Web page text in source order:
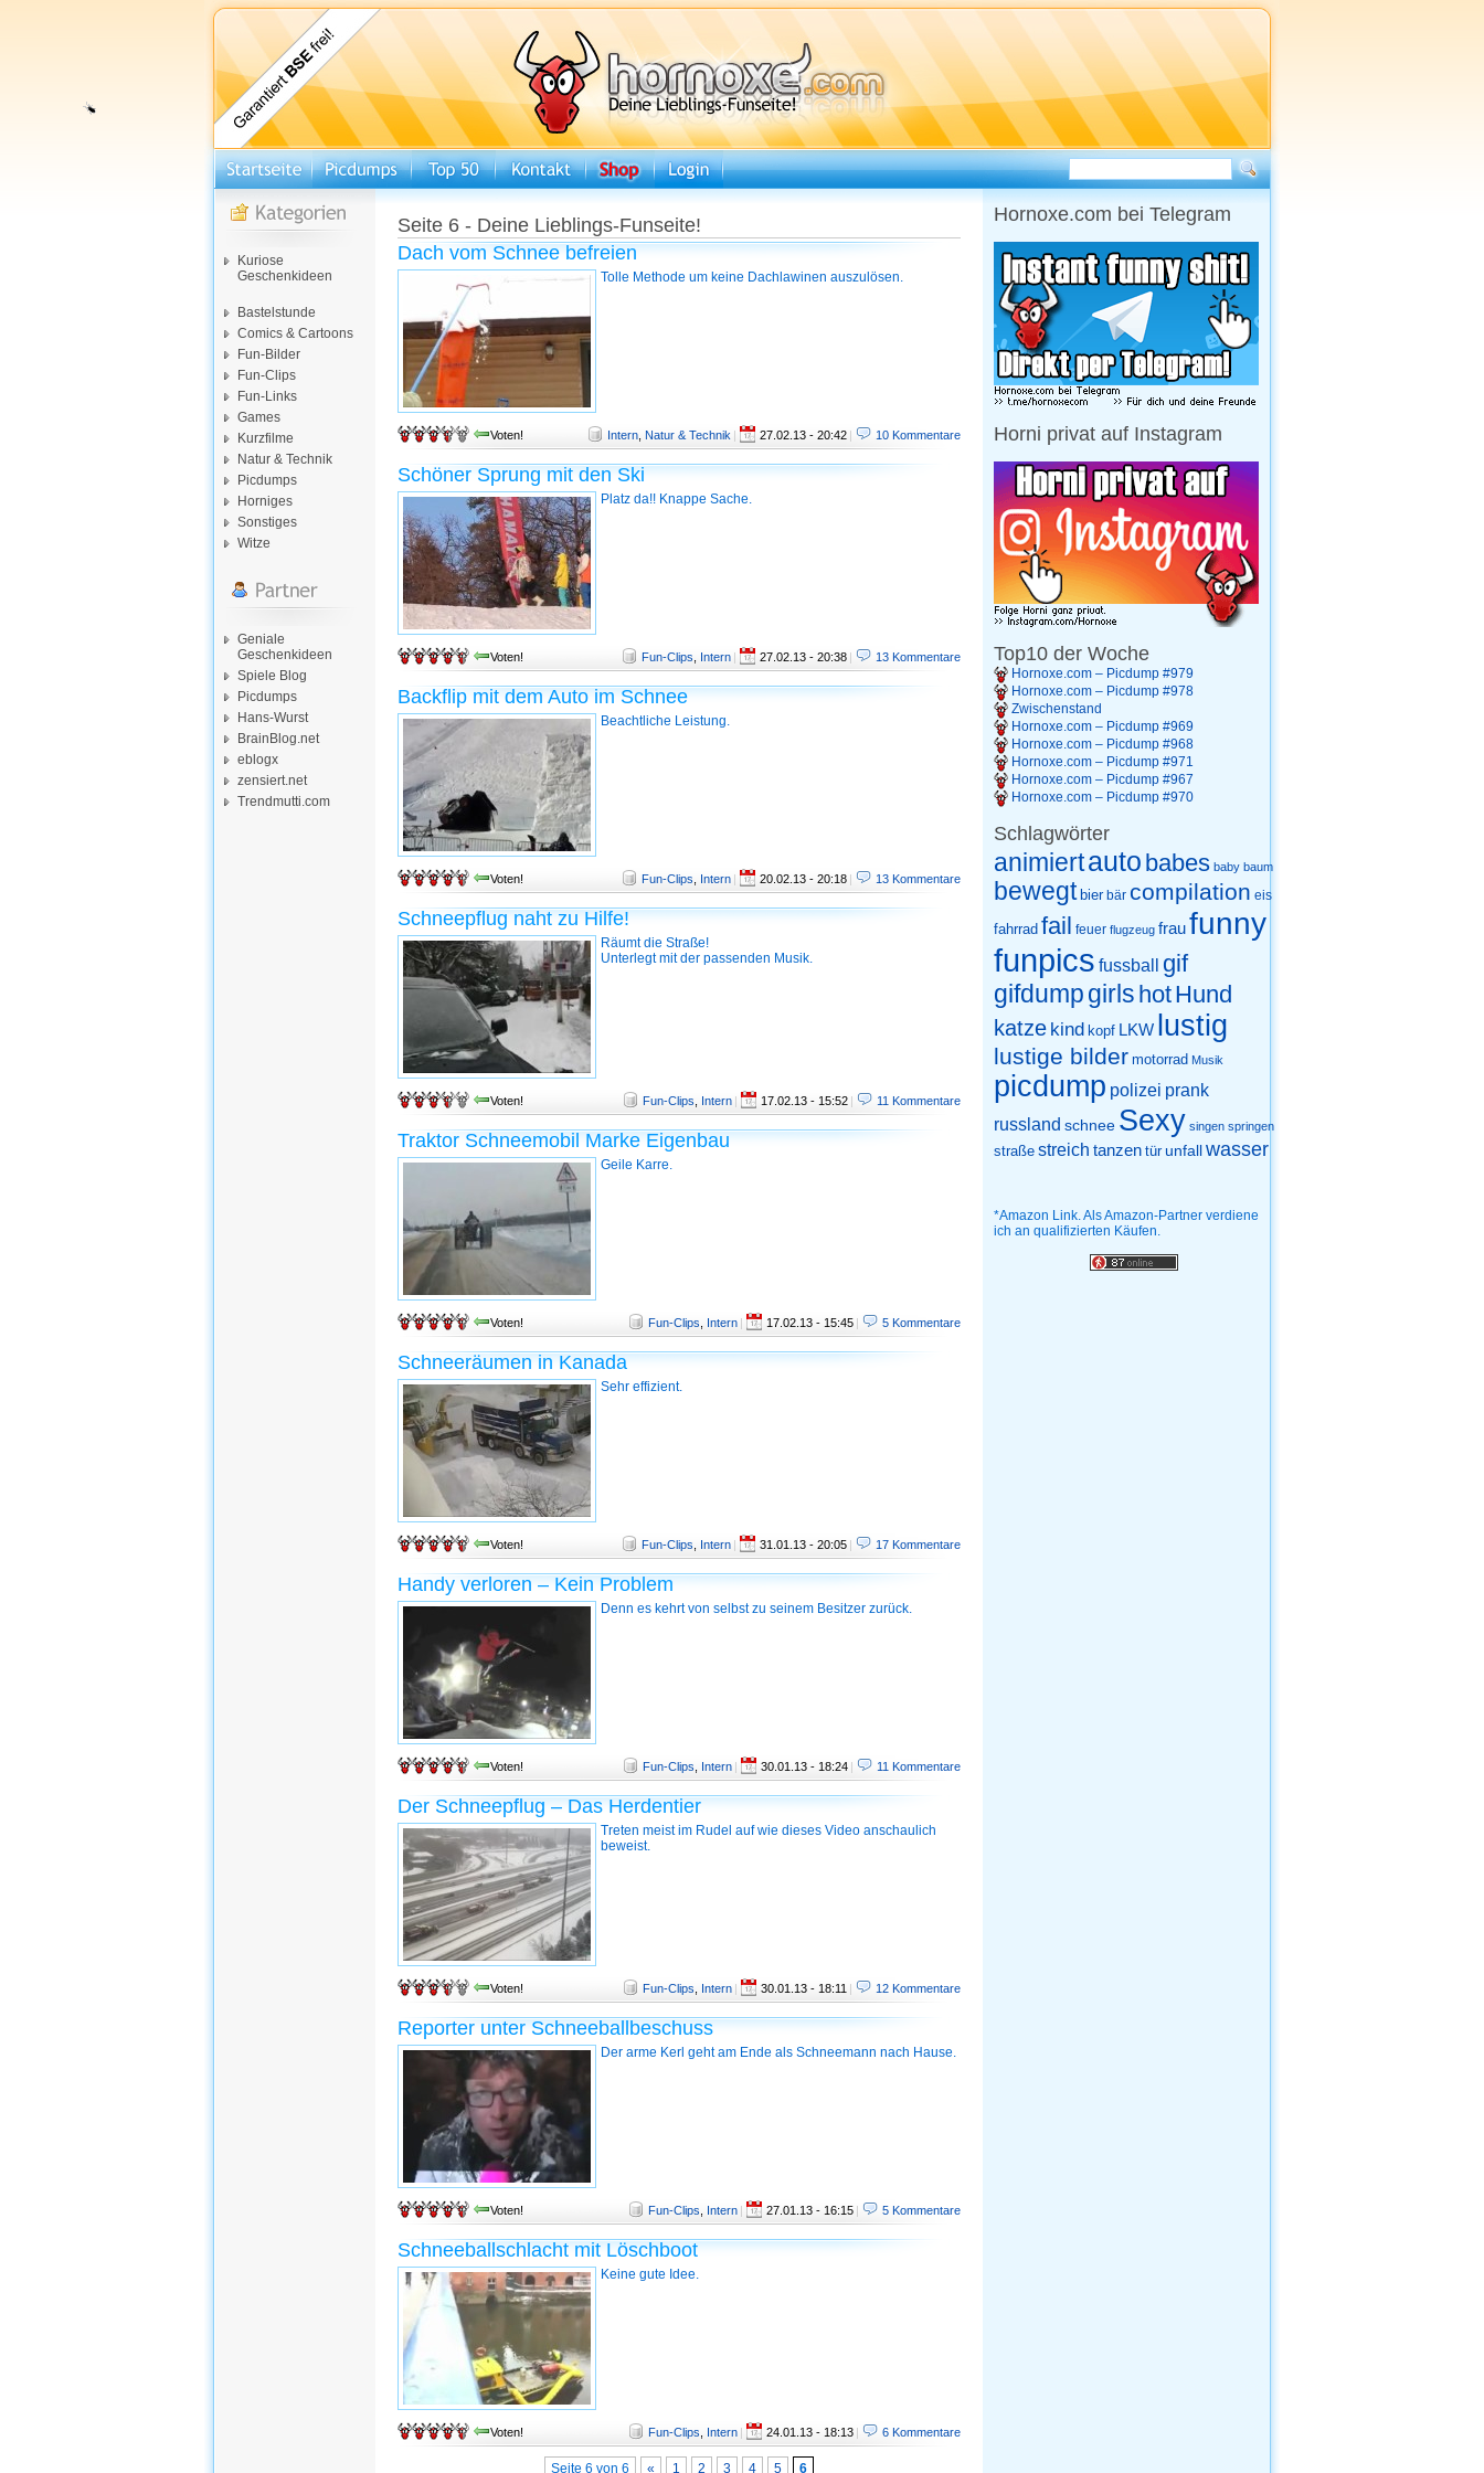
Kuriose
Geschenkideen
Bastelstunde
Comics & Cartoons
Fun-Bilder
Fun-Clips
Fun-Links
Games
Kurzfilme
Natur & Technik
Picdumps
Horniges
Sonstiges
Witze
Geniale
Geschenkideen
Spiele Blog
Picdumps
Hans-Wurst
BrainBlog.net
eblogx
zensiert.net
Trendmutti.com
Seite 6 - Deine Lieblings-Funseite!
Dach vom Schnee befreien
Tolle Methode um keine Dachlawinen auszulösen.
Voten! Intern Natur & Technik | 27.02.13 - 20:42 | 10 Kommentare
Schöner Sprung mit den Ski
Platz da!! Knappe Sache.
Voten! Fun-Clips Intern | 27.02.13 - 20:38 | 13 Kommentare
Backflip mit dem Auto im Schnee
Beachtliche Leistung.
Voten! Fun-Clips Intern | 20.02.13 - 20:18 | 13 Kommentare
Schneepflug naht zu Hilfe!
Räumt die Straße!
Unterlegt mit der passenden Musik.
Voten! Fun-Clips Intern | 17.02.13 - 15:52 | 11 Kommentare
Traktor Schneemobil Marke Eigenbau
Geile Karre.
Voten! Fun-Clips Intern | 17.02.13 - 15:45 | 5 Kommentare
Schneeräumen in Kanada
Sehr effizient.
Voten! Fun-Clips Intern | 31.01.13 - 20:05 | 17 Kommentare
Handy verloren – Kein Problem
Denn es kehrt von selbst zu seinem Besitzer zurück.
Voten! Fun-Clips Intern | 30.01.13 - 18:24 | 11 Kommentare
Der Schneepflug – Das Herdentier
Treten meist im Rudel auf wie dieses Video anschaulich
beweist.
Voten! Fun-Clips Intern | 30.01.13 - 18:11 | 12 Kommentare
Reporter unter Schneeballbeschuss
Der arme Kerl geht am Ende als Schneemann nach Hause.
Voten! Fun-Clips Intern | 27.01.13 - 16:15 | 5 Kommentare
Schneeballschlacht mit Löschboot
Keine gute Idee.
Voten! Fun-Clips Intern | 24.01.13 - 18:13 | 6 Kommentare
Seite 6 von 6 « 1 2 3 4 5 6
Hornoxe.com bei Telegram
Horni privat auf Instagram
Top10 der Woche
Hornoxe.com – Picdump #979
Hornoxe.com – Picdump #978
Zwischenstand
Hornoxe.com – Picdump #969
Hornoxe.com – Picdump #968
Hornoxe.com – Picdump #971
Hornoxe.com – Picdump #967
Hornoxe.com – Picdump #970
Schlagwörter
animiertauto babes baby baum
bewegt bier bär compilation eis
fahrrad fail feuer flugzeug fraufunny
funpics fussball gif
gifdump girls hotHund
katze kind kopf LKW lustig
lustige bilder motorrad Musik
picdump polizei prank
russland schnee Sexy singen springen
straße streich tanzen tür unfallwasser
*Amazon Link. Als Amazon-Partner verdiene
ich an qualifizierten Käufen.